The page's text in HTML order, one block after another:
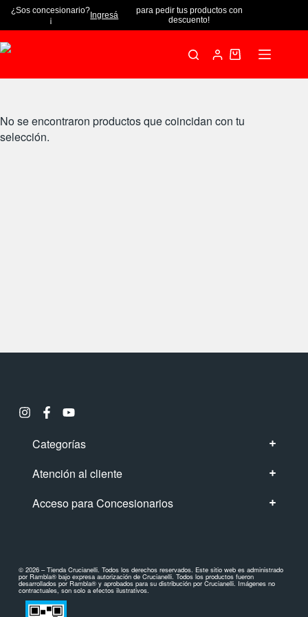
¿Sos concesionario?
¡
Ingresá
para pedir tus productos con
descuento!
No se encontraron productos que coincidan con tu
selección.
Categorías
Atención al cliente
Acceso para Concesionarios
© 2026 – Tienda Crucianelli. Todos los derechos reservados. Este sitio web es administrado
por Rambla® bajo expresa autorización de Crucianelli. Todos los productos fueron
desarrollados por Rambla® y aprobados para su distribución por Crucianelli. Imágenes no
contractuales, son solo a efectos ilustrativos.